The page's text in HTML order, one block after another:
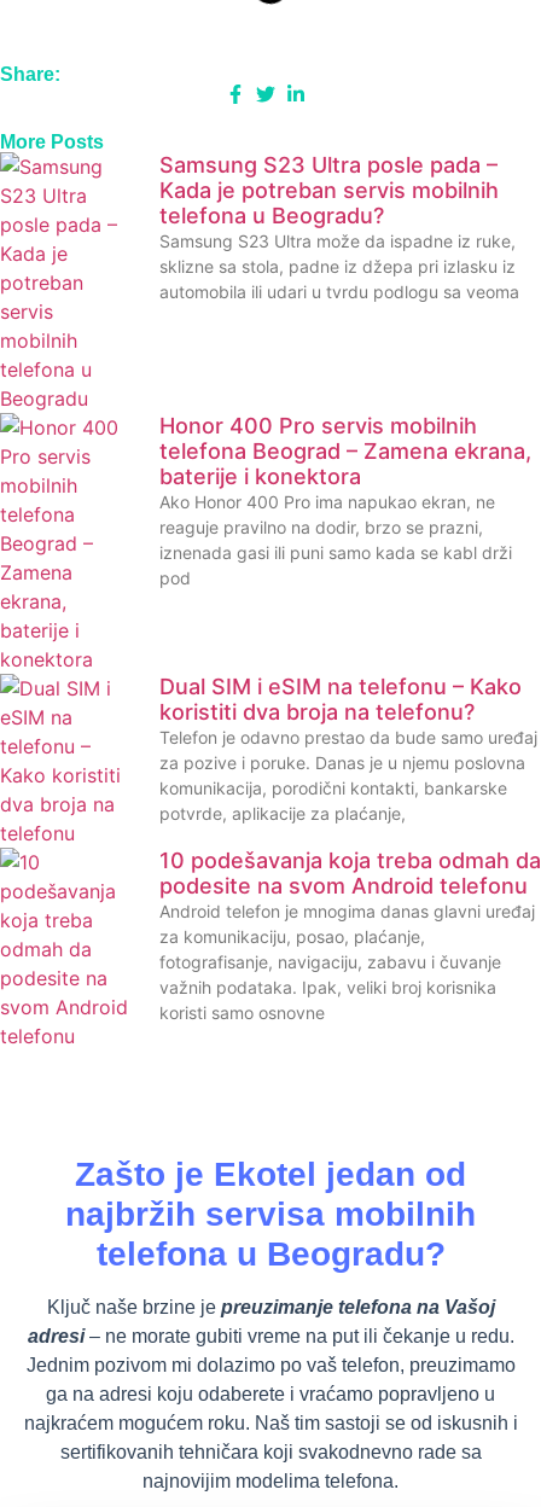
Share:
More Posts
Samsung S23 Ultra posle pada –
Kada je potreban servis mobilnih
telefona u Beogradu?
Samsung S23 Ultra može da ispadne iz ruke,
sklizne sa stola, padne iz džepa pri izlasku iz
automobila ili udari u tvrdu podlogu sa veoma
Honor 400 Pro servis mobilnih
telefona Beograd – Zamena ekrana,
baterije i konektora
Ako Honor 400 Pro ima napukao ekran, ne
reaguje pravilno na dodir, brzo se prazni,
iznenada gasi ili puni samo kada se kabl drži
pod
Dual SIM i eSIM na telefonu – Kako
koristiti dva broja na telefonu?
Telefon je odavno prestao da bude samo uređaj
za pozive i poruke. Danas je u njemu poslovna
komunikacija, porodični kontakti, bankarske
potvrde, aplikacije za plaćanje,
10 podešavanja koja treba odmah da
podesite na svom Android telefonu
Android telefon je mnogima danas glavni uređaj
za komunikaciju, posao, plaćanje,
fotografisanje, navigaciju, zabavu i čuvanje
važnih podataka. Ipak, veliki broj korisnika
koristi samo osnovne
Zašto je Ekotel jedan od
najbržih servisa mobilnih
telefona u Beogradu?
Ključ naše brzine je preuzimanje telefona na Vašoj
adresi– ne morate gubiti vreme na put ili čekanje u redu.
Jednim pozivom mi dolazimo po vaš telefon, preuzimamo
ga na adresi koju odaberete i vraćamo popravljeno u
najkraćem mogućem roku. Naš tim sastoji se od iskusnih i
sertifikovanih tehničara koji svakodnevno rade sa
najnovijim modelima telefona.